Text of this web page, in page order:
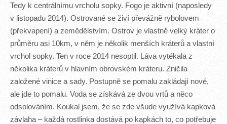
Tedy k centrálnímu vrcholu sopky. Fogo je aktivní (naposledy
v listopadu 2014). Ostrované se živí převážně rybolovem
(překvapení) a zemědělstvím. Ostrov je vlastně velký kráter o
průměru asi 10km, v něm je několik menších kráterů a vlastní
vrchol sopky. Ten v roce 2014 nesoptil. Láva vytékala z
několika kráterů v hlavním obrovském kráteru. Zničila
založené vinice a sady. Postupně se pomalu zakládají nové,
ale jde to pomalu. Voda se získává ze dvou vrtů a něco
odsolováním. Koukal jsem, že se zde všude využívá kapková
závlaha – každá rostlinka dostává po kapkách to, co potřebuje